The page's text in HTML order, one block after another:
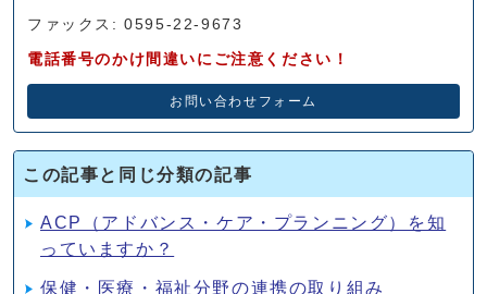
ファックス: 0595-22-9673
電話番号のかけ間違いにご注意ください！
お問い合わせフォーム
この記事と同じ分類の記事
ACP（アドバンス・ケア・プランニング）を知
っていますか？
保健・医療・福祉分野の連携の取り組み